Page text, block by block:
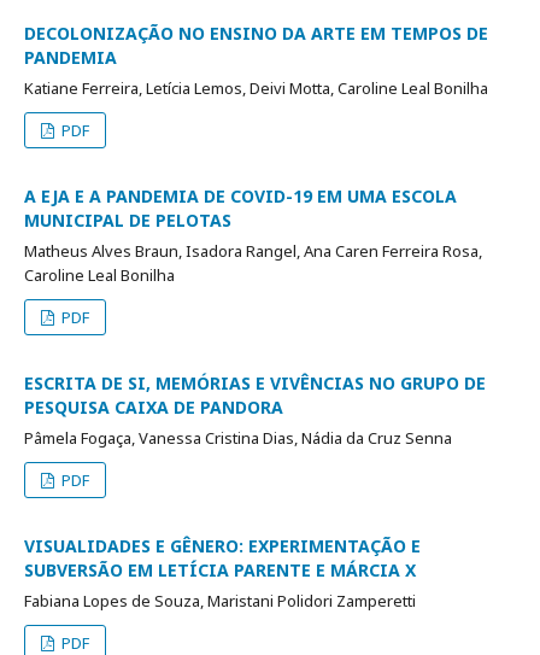
DECOLONIZAÇÃO NO ENSINO DA ARTE EM TEMPOS DE
PANDEMIA
Katiane Ferreira, Letícia Lemos, Deivi Motta, Caroline Leal Bonilha
PDF
A EJA E A PANDEMIA DE COVID-19 EM UMA ESCOLA
MUNICIPAL DE PELOTAS
Matheus Alves Braun, Isadora Rangel, Ana Caren Ferreira Rosa,
Caroline Leal Bonilha
PDF
ESCRITA DE SI, MEMÓRIAS E VIVÊNCIAS NO GRUPO DE
PESQUISA CAIXA DE PANDORA
Pâmela Fogaça, Vanessa Cristina Dias, Nádia da Cruz Senna
PDF
VISUALIDADES E GÊNERO: EXPERIMENTAÇÃO E
SUBVERSÃO EM LETÍCIA PARENTE E MÁRCIA X
Fabiana Lopes de Souza, Maristani Polidori Zamperetti
PDF